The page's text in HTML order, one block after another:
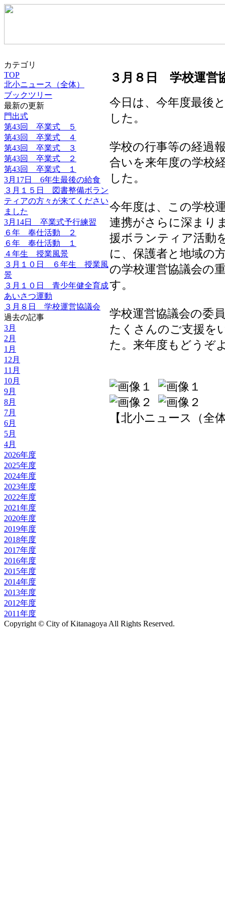
カテゴリ
TOP
北小ニュース（全体）
ブックツリー
最新の更新
門出式
第43回 卒業式 ５
第43回 卒業式 ４
第43回 卒業式 ３
第43回 卒業式 ２
第43回 卒業式 １
3月17日 6年生最後の給食
３月１５日 図書整備ボラン
ティアの方々が来てください
ました
3月14日 卒業式予行練習
６年 奉仕活動 ２
６年 奉仕活動 １
４年生 授業風景
３月１０日 ６年生 授業風
景
３月１０日 青少年健全育成
あいさつ運動
３月８日 学校運営協議会
過去の記事
3月
2月
1月
12月
11月
10月
9月
8月
7月
6月
5月
4月
2026年度
2025年度
2024年度
2023年度
2022年度
2021年度
2020年度
2019年度
2018年度
2017年度
2016年度
2015年度
2014年度
2013年度
2012年度
2011年度
３月８日 学校運営
今日は、今年度最後
した。
学校の行事等の経過
合いを来年度の学校
した。
今年度は、この学校
連携がさらに深まり
援ボランティア活動
に、保護者と地域の
の学校運営協議会の
す。
学校運営協議会の委
たくさんのご支援を
た。来年度もどうぞ
【北小ニュース（全
Copyright © City of Kitanagoya All Rights Reserved.